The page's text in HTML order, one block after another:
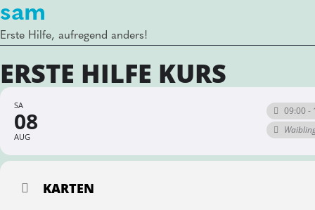
sam
Erste Hilfe, aufregend anders!
ERSTE HILFE KURS
SA
08
AUG
09:00 -
KARTEN